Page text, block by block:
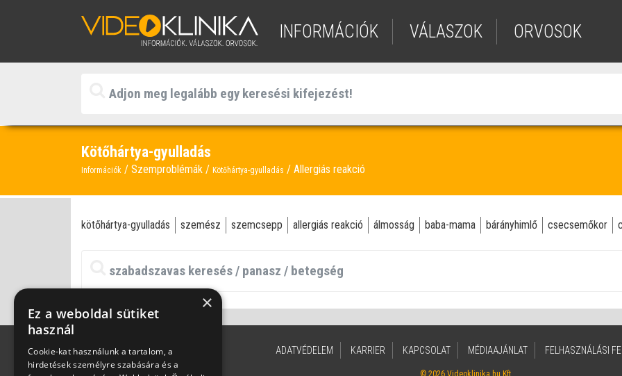
INFORMÁCIÓK VÁLASZOK ORVOSOK
Kötőhártya-gyulladás
Információk Szemproblémák Kötőhártya-gyulladás Allergiás reakció
kötőhártya-gyulladás szemész szemcsepp allergiás reakció álmosság baba-mama bárányhimlő csecsemőkor
ADATVÉDELEM KARRIER KAPCSOLAT MÉDIAAJÁNLAT FELHASZNÁLÁSI
© 2026 Videoklinika.hu Kft.
×
Ez a weboldal sütiket
használ
Cookie-kat használunk a tartalom, a
hirdetések személyre szabására és a